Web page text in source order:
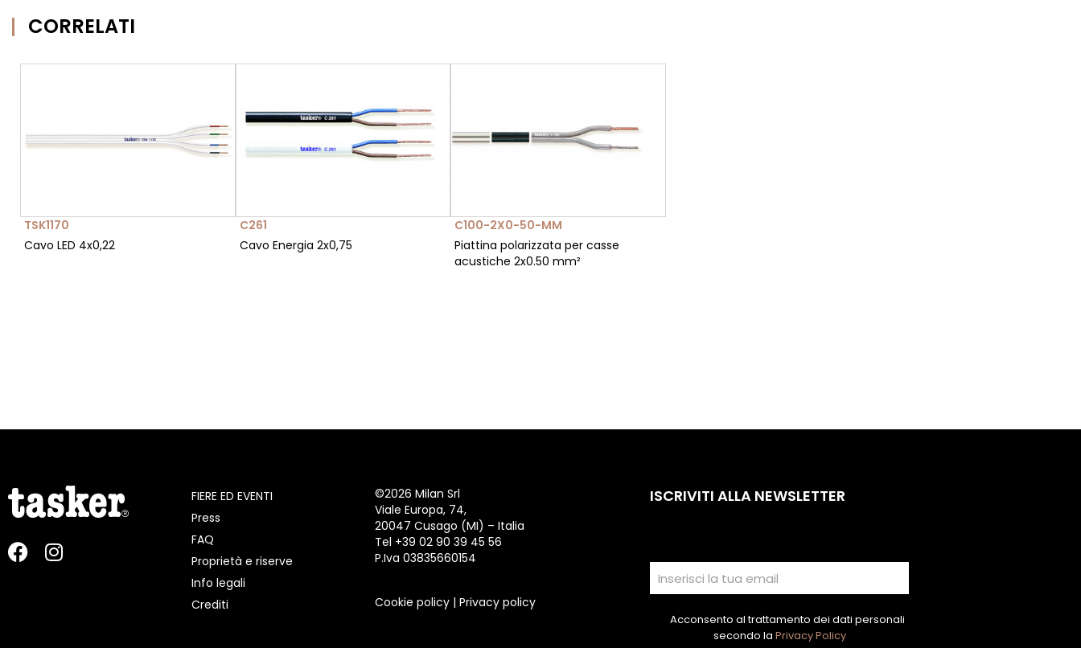
CORRELATI
TSK1170
Cavo LED 4x0,22
C261
Cavo Energia 2x0,75
C100-2X0-50-MM
Piattina polarizzata per casse
acustiche 2x0.50 mm²
FIERE ED EVENTI
Press
FAQ
Proprietà e riserve
Info legali
Crediti
©2026 Milan Srl
Viale Europa, 74,
20047 Cusago (MI) – Italia
Tel +39 02 90 39 45 56
P.Iva 03835660154
Cookie policy | Privacy policy
ISCRIVITI ALLA NEWSLETTER
Acconsento al trattamento dei dati personali
secondo la Privacy Policy